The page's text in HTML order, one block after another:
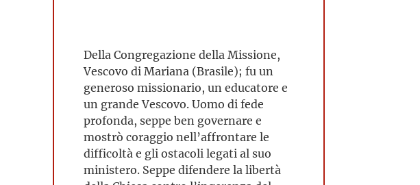
Della Congregazione della Missione,
Vescovo di Mariana (Brasile); fu un
generoso missionario, un educatore e
un grande Vescovo. Uomo di fede
profonda, seppe ben governare e
mostrò coraggio nell’affrontare le
difficoltà e gli ostacoli legati al suo
ministero. Seppe difendere la libertà